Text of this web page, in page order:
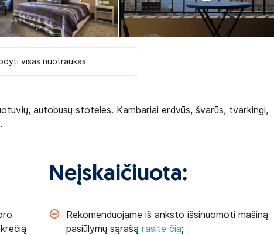
visas nuotraukas
autobusų stotelės. Kambariai erdvūs, švarūs, tvarkingi,
Neįskaičiuota:
Rekomenduojame iš anksto išsinuomoti mašiną
pasiūlymų sąrašąrasite čia;